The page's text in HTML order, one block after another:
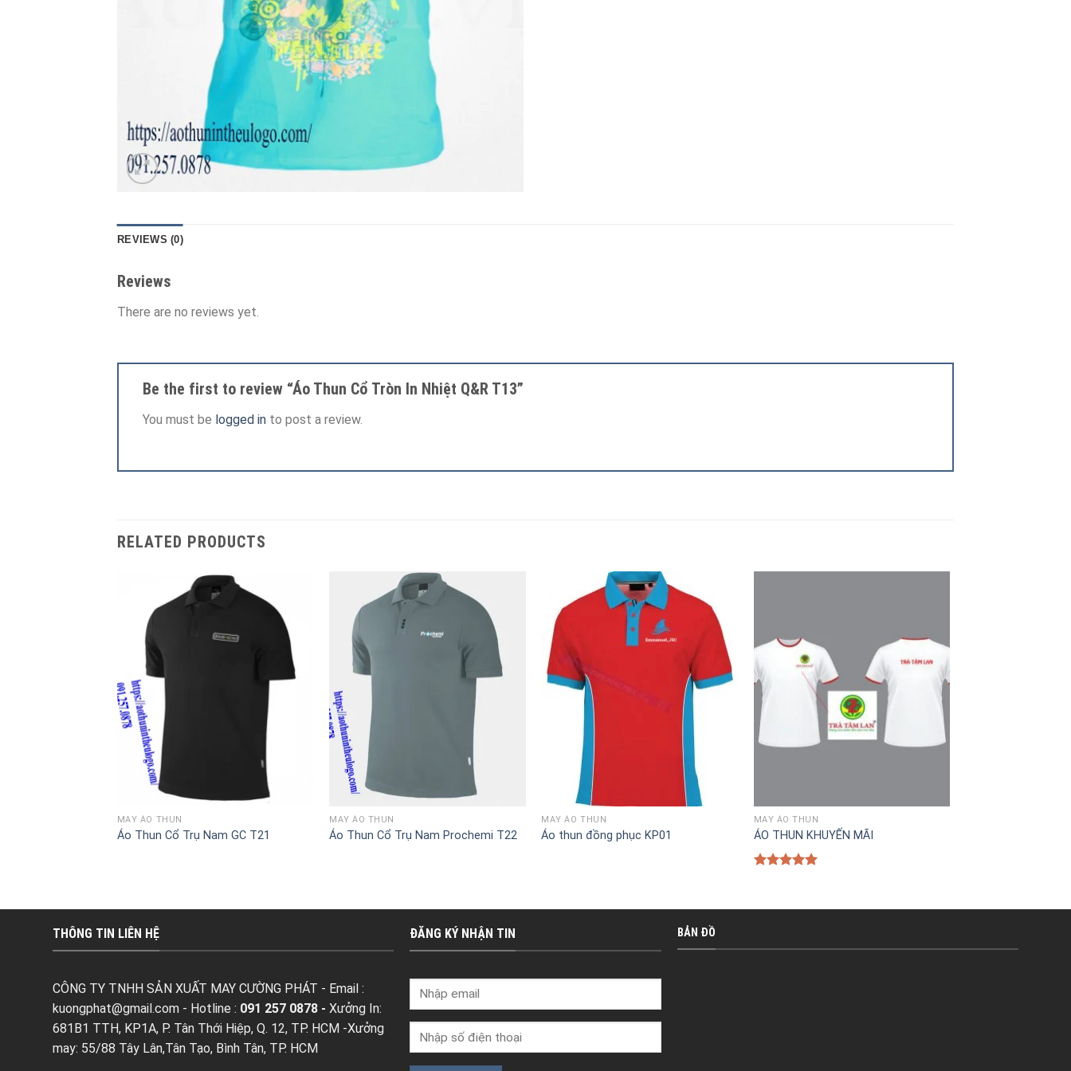
REVIEWS (0)
Reviews
There are no reviews yet.
Be the first to review “Áo Thun Cổ Tròn In Nhiệt Q&R T13”
You must be logged in to post a review.
RELATED PRODUCTS
MAY ÁO THUN
Áo Thun Cổ Trụ Nam GC T21
MAY ÁO THUN
Áo Thun Cổ Trụ Nam Prochemi T22
MAY ÁO THUN
Áo thun đồng phục KP01
MAY ÁO THUN
ÁO THUN KHUYẾN MÃI
THÔNG TIN LIÊN HỆ
CÔNG TY TNHH SẢN XUẤT MAY CƯỜNG PHÁT - Email :
kuongphat@gmail.com- Hotline : 091 257 0878 - Xưởng In:
681B1 TTH, KP1A, P. Tân Thới Hiệp, Q. 12, TP. HCM -Xưởng
may: 55/88 Tây Lân,Tân Tạo, Bình Tân, TP. HCM
ĐĂNG KÝ NHẬN TIN BẢN ĐỒ